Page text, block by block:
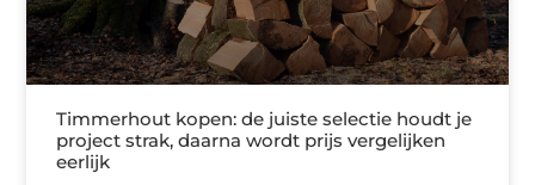
Timmerhout kopen: de juiste selectie houdt je
project strak, daarna wordt prijs vergelijken
eerlijk